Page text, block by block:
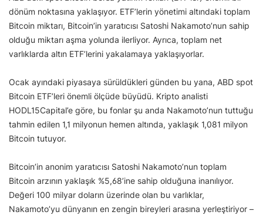
dönüm noktasına yaklaşıyor. ETF’lerin yönetimi altındaki toplam
Bitcoin miktarı, Bitcoin’in yaratıcısı Satoshi Nakamoto’nun sahip
olduğu miktarı aşma yolunda ilerliyor. Ayrıca, toplam net
varlıklarda altın ETF’lerini yakalamaya yaklaşıyorlar.
Ocak ayındaki piyasaya sürüldükleri günden bu yana, ABD spot
Bitcoin ETF’leri önemli ölçüde büyüdü. Kripto analisti
HODL15Capital’e göre, bu fonlar şu anda Nakamoto’nun tuttuğu
tahmin edilen 1,1 milyonun hemen altında, yaklaşık 1,081 milyon
Bitcoin tutuyor.
Bitcoin’in anonim yaratıcısı Satoshi Nakamoto’nun toplam
Bitcoin arzının yaklaşık %5,68’ine sahip olduğuna inanılıyor.
Değeri 100 milyar doların üzerinde olan bu varlıklar,
Nakamoto’yu dünyanın en zengin bireyleri arasına yerleştiriyor –